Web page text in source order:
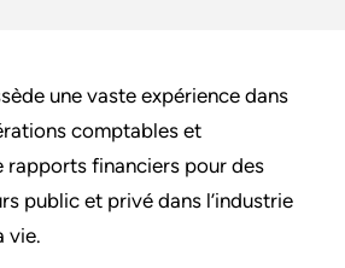
une vaste expérience dans
comptables et
rapports financiers pour des
public et privé dans l’industrie
vie.